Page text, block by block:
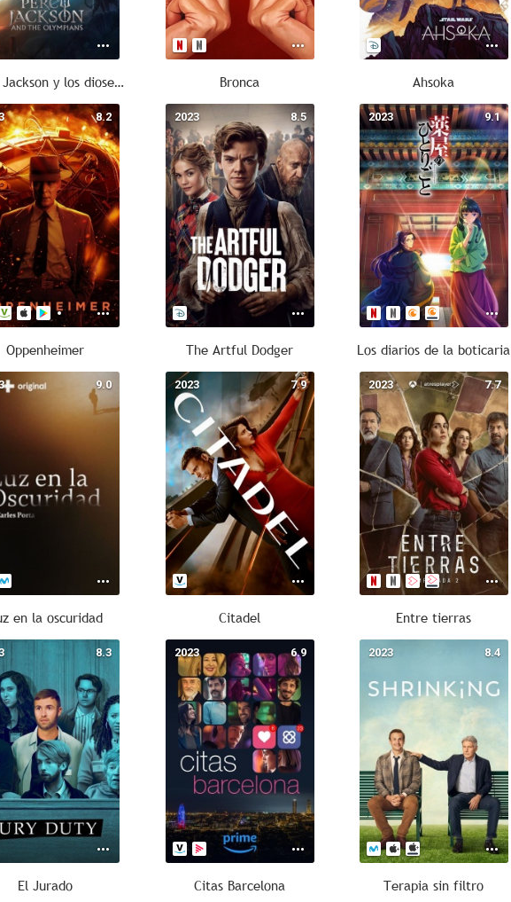
Percy Jackson y los dioses del Olimpo Bronca Ahsoka
8.2
Oppenheimer
8.5
2023
The Artful Dodger
9.1
2023
Los diarios de la boticaria
9.0
en la oscuridad
7.9
2023
Citadel
7.7
2023
Entre tierras
8.3
El Jurado
6.9
2023
Citas Barcelona
8.4
2023
Terapia sin filtro